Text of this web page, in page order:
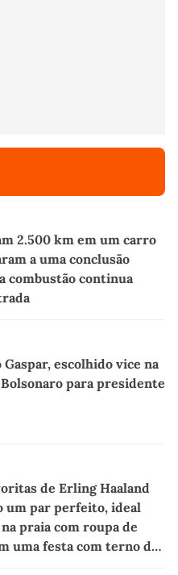
2.500 km em um carro
a uma conclusão
combustão continua
escolhido vice na
para presidente
de Erling Haaland
um par perfeito, ideal
praia com roupa de
uma festa com terno de